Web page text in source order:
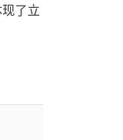
了立